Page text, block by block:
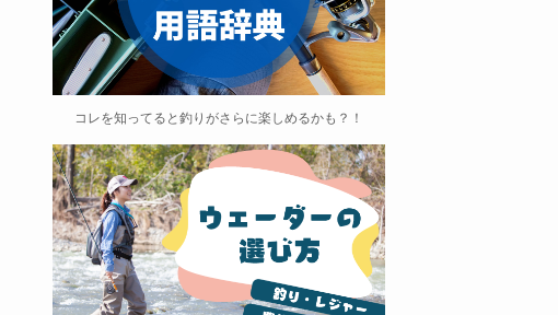
コレを知ってると釣りがさらに楽しめるかも？！